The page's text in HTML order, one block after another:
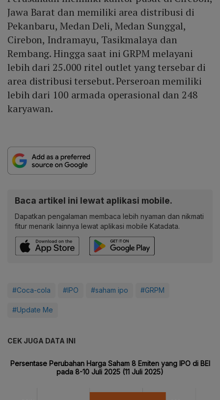
Jawa Barat dan memiliki area distribusi di
Pekanbaru, Medan Deli, Medan Sunggal,
Cirebon, Indramayu, Tasikmalaya dan
Rembang. Hingga saat ini GRPM melayani
lebih dari 25.000 ritel outlet yang tersebar di
area distribusi tersebut. Perseroan memiliki
lebih dari 100 armada operasional dan 248
karyawan.
Baca artikel ini lewat aplikasi mobile.
Dapatkan pengalaman membaca lebih nyaman dan nikmati
fitur menarik lainnya lewat aplikasi mobile Katadata.
#Coca-cola #IPO #saham ipo #GRPM
#Update Me
CEK JUGA DATA INI